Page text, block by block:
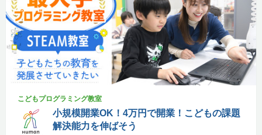
こどもプログラミング教室
小規模開業OK！4万円で開業！こどもの課題
解決能力を伸ばそう